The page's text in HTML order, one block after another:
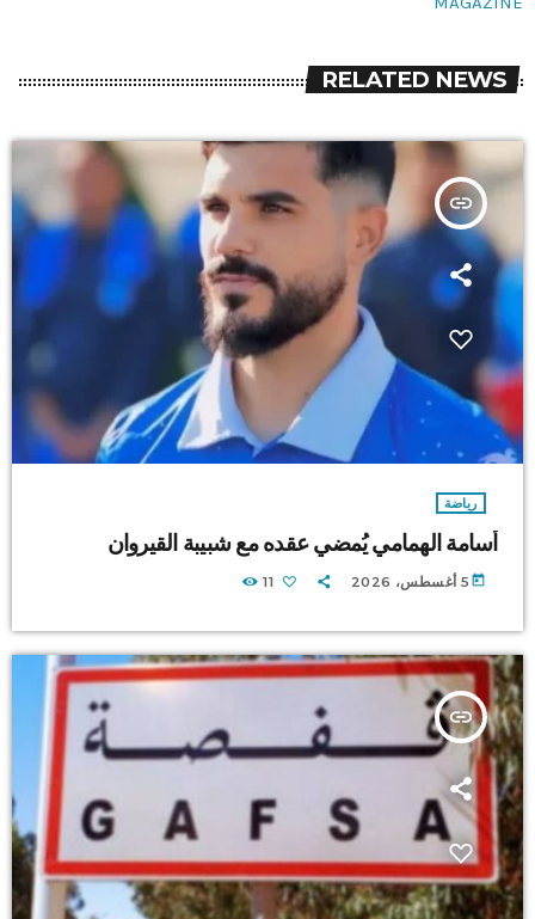
RELATED NEWS
insert_link
رياضة
أسامة الهمامي يُمضي عقده مع شبيبة القيروان
today 5 أغسطس، 2026 11
insert_link